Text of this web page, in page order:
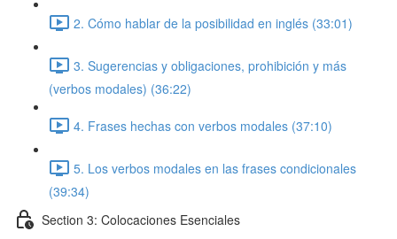
2. Cómo hablar de la posibilidad en inglés (33:01)
3. Sugerencias y obligaciones, prohibición y más
(verbos modales) (36:22)
4. Frases hechas con verbos modales (37:10)
5. Los verbos modales en las frases condicionales
(39:34)
Section 3: Colocaciones Esenciales